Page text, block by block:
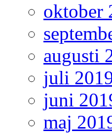
oktober
augusti
juli
juni
maj